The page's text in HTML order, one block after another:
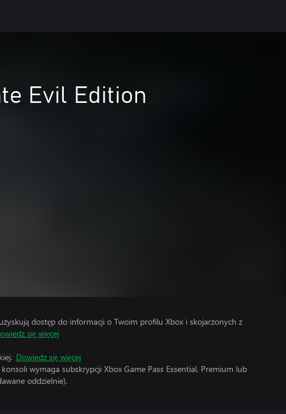
Evil Edition
dostęp do informacji o Twoim profilu Xbox i skojarzonych z
się więcej
Dowiedz się więcej
wymaga subskrypcji Xbox Game Pass Essential, Premium lub
oddzielnie).